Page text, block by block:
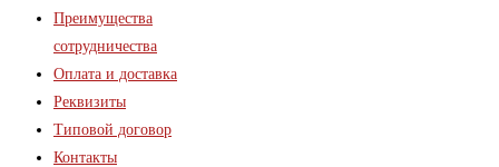
Преимущества
сотрудничества
Оплата и доставка
Реквизиты
Типовой договор
Контакты